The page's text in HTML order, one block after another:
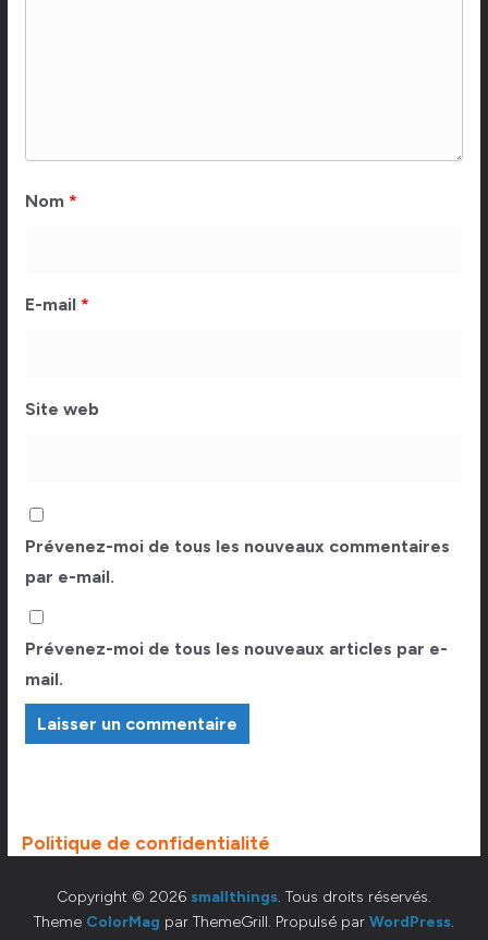
Nom *
E-mail *
Site web
Prévenez-moi de tous les nouveaux commentaires
par e-mail.
Prévenez-moi de tous les nouveaux articles par e-
mail.
Politique de confidentialité
Copyright © 2026 smallthings. Tous droits réservés.
Theme ColorMag par ThemeGrill. Propulsé par WordPress.